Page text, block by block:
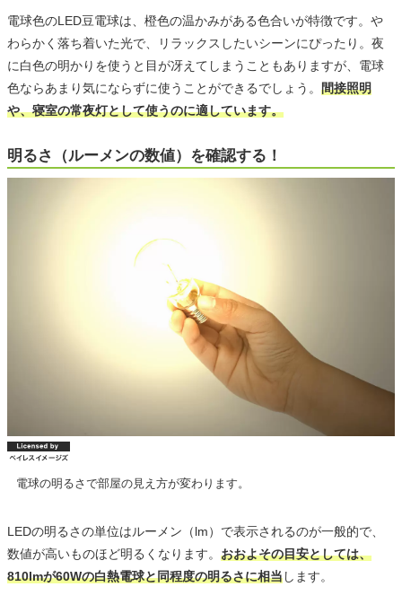
電球色のLED豆電球は、橙色の温かみがある色合いが特徴です。や
わらかく落ち着いた光で、リラックスしたいシーンにぴったり。夜
に白色の明かりを使うと目が冴えてしまうこともありますが、電球
色ならあまり気にならずに使うことができるでしょう。 間接照明
や、寝室の常夜灯として使うのに適しています。
明るさ（ルーメンの数値）を確認する！
電球の明るさで部屋の見え方が変わります。
LEDの明るさの単位はルーメン（lm）で表示されるのが一般的で、
数値が高いものほど明るくなります。 おおよその目安としては、
810lmが60Wの白熱電球と同程度の明るさに相当します。